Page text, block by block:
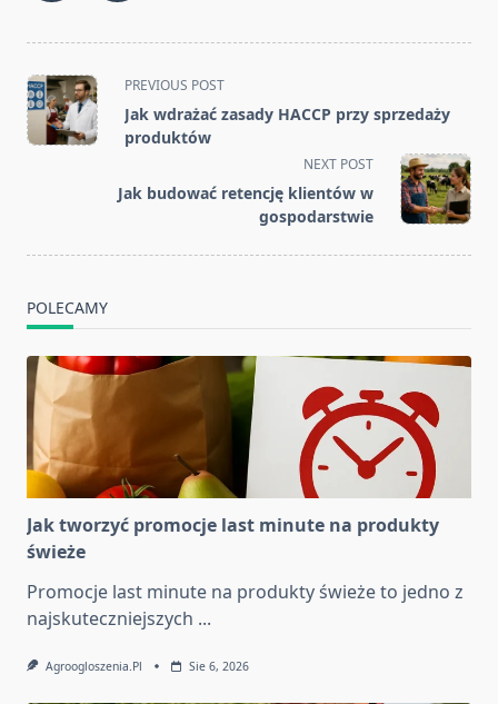
<span
class="nav-
subtitle
PREVIOUS POST
Jak wdrażać zasady HACCP przy sprzedaży
produktów
NEXT POST
Jak budować retencję klientów w
gospodarstwie
POLECAMY
Jak tworzyć promocje last minute na produkty
świeże
Promocje last minute na produkty świeże to jedno z
najskuteczniejszych ...
Agroogloszenia.pl Sie 6, 2026